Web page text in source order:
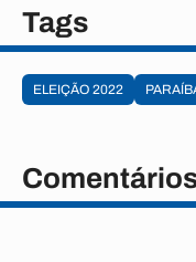
Tags
ELEIÇÃO 2022